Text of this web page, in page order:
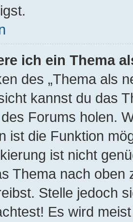
ich ein Thema
des „Thema als
kannst du das
Forums holen.
ist die Funktion
ist nicht
Thema nach oben
Stelle jedoch
Es wird